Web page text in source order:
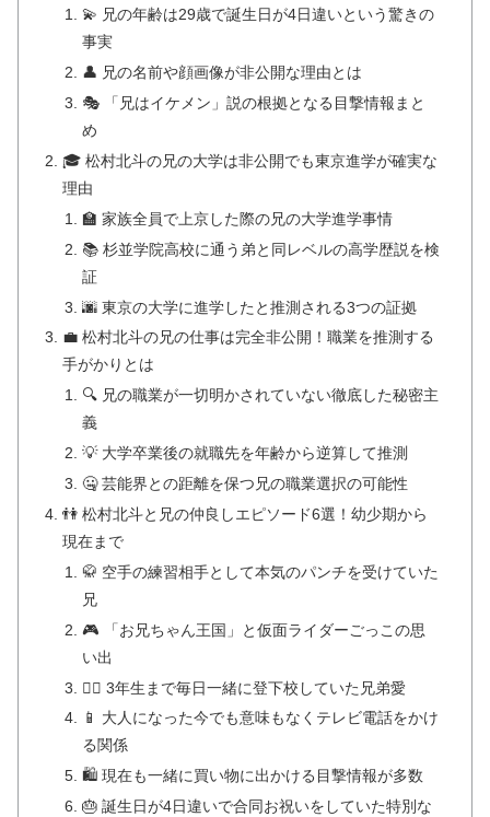
💫 兄の年齢は29歳で誕生日が4日違いという驚きの
事実
👤 兄の名前や顔画像が非公開な理由とは
🎭 「兄はイケメン」説の根拠となる目撃情報まと
め
🎓 松村北斗の兄の大学は非公開でも東京進学が確実な
理由
🏫 家族全員で上京した際の兄の大学進学事情
📚 杉並学院高校に通う弟と同レベルの高学歴説を検
証
🌆 東京の大学に進学したと推測される3つの証拠
💼 松村北斗の兄の仕事は完全非公開！職業を推測する
手がかりとは
🔍 兄の職業が一切明かされていない徹底した秘密主
義
💡 大学卒業後の就職先を年齢から逆算して推測
🤐 芸能界との距離を保つ兄の職業選択の可能性
👫 松村北斗と兄の仲良しエピソード6選！幼少期から
現在まで
🥋 空手の練習相手として本気のパンチを受けていた
兄
🎮 「お兄ちゃん王国」と仮面ライダーごっこの思
い出
🚶‍♂️ 3年生まで毎日一緒に登下校していた兄弟愛
📱 大人になった今でも意味もなくテレビ電話をかけ
る関係
🛍️ 現在も一緒に買い物に出かける目撃情報が多数
🎂 誕生日が4日違いで合同お祝いをしていた特別な